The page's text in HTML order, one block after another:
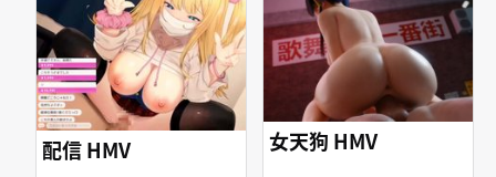
配信 HMV 女天狗 HMV